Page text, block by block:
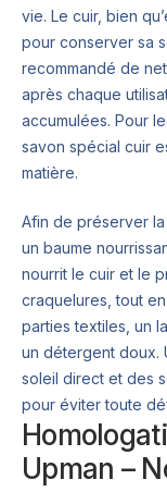
vie. Le cuir, bien
pour conserver sa
recommandé de
après chaque
accumulées. Pour
savon spécial cuir
matière.
Afin de préserver
un baume
nourrit le cuir et le
craquelures, tout
parties textiles, un
un détergent doux.
soleil direct et des
pour éviter toute
Upman –